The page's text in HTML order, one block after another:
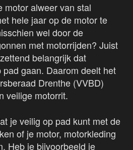
motor alweer van stal
hele jaar op de motor te
wel door de
met motorrijden? Juist
belangrijk dat
gaan. Daarom deelt het
Drenthe (VVBD)
veilige motorrit.
je veilig op pad kunt met de
of je motor, motorkleding
Heb je bijvoorbeeld je